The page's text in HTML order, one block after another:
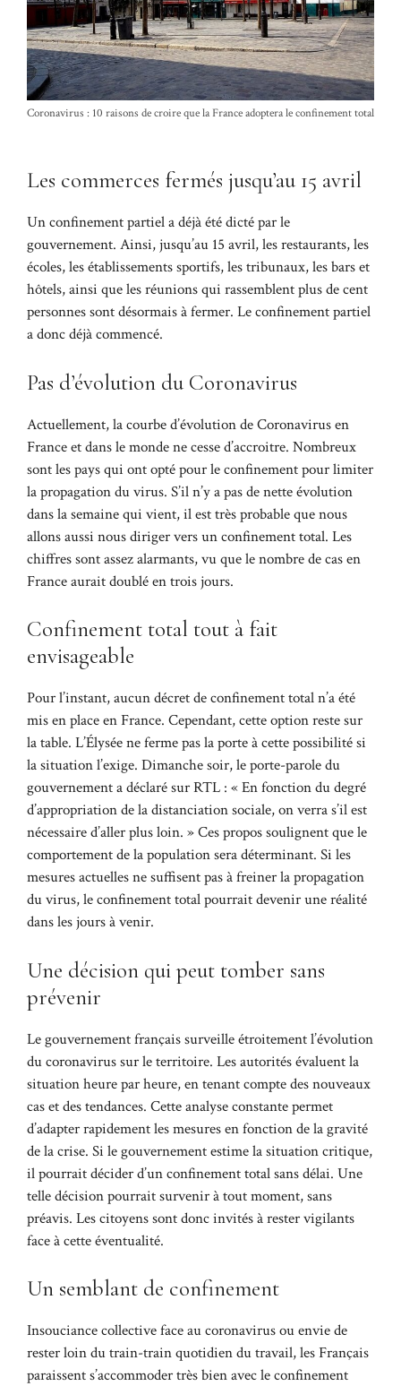
Coronavirus : 10 raisons de croire que la France adoptera le confinement total
Les commerces fermés jusqu’au 15 avril
Un confinement partiel a déjà été dicté par le
gouvernement. Ainsi, jusqu’au 15 avril, les restaurants, les
écoles, les établissements sportifs, les tribunaux, les bars et
hôtels, ainsi que les réunions qui rassemblent plus de cent
personnes sont désormais à fermer. Le confinement partiel
a donc déjà commencé.
Pas d’évolution du Coronavirus
Actuellement, la courbe d’évolution de Coronavirus en
France et dans le monde ne cesse d’accroitre. Nombreux
sont les pays qui ont opté pour le confinement pour limiter
la propagation du virus. S’il n’y a pas de nette évolution
dans la semaine qui vient, il est très probable que nous
allons aussi nous diriger vers un confinement total. Les
chiffres sont assez alarmants, vu que le nombre de cas en
France aurait doublé en trois jours.
Confinement total tout à fait
envisageable
Pour l’instant, aucun décret de confinement total n’a été
mis en place en France. Cependant, cette option reste sur
la table. L’Élysée ne ferme pas la porte à cette possibilité si
la situation l’exige. Dimanche soir, le porte-parole du
gouvernement a déclaré sur RTL : « En fonction du degré
d’appropriation de la distanciation sociale, on verra s’il est
nécessaire d’aller plus loin. » Ces propos soulignent que le
comportement de la population sera déterminant. Si les
mesures actuelles ne suffisent pas à freiner la propagation
du virus, le confinement total pourrait devenir une réalité
dans les jours à venir.
Une décision qui peut tomber sans
prévenir
Le gouvernement français surveille étroitement l’évolution
du coronavirus sur le territoire. Les autorités évaluent la
situation heure par heure, en tenant compte des nouveaux
cas et des tendances. Cette analyse constante permet
d’adapter rapidement les mesures en fonction de la gravité
de la crise. Si le gouvernement estime la situation critique,
il pourrait décider d’un confinement total sans délai. Une
telle décision pourrait survenir à tout moment, sans
préavis. Les citoyens sont donc invités à rester vigilants
face à cette éventualité.
Un semblant de confinement
Insouciance collective face au coronavirus ou envie de
rester loin du train-train quotidien du travail, les Français
paraissent s’accommoder très bien avec le confinement